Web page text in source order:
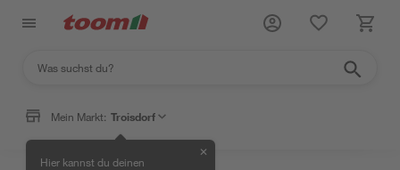
Mein Markt: Troisdorf
Hier kannst du deinen
✕